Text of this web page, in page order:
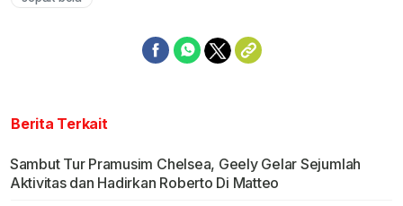
Berita Terkait
Sambut Tur Pramusim Chelsea, Geely Gelar Sejumlah
Aktivitas dan Hadirkan Roberto Di Matteo